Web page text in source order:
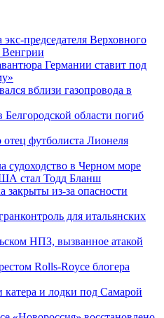
председателя Верховного
Венгрии
Германии ставит под
вблизи газопровода в
области погиб
футболиста Лионеля
судоходство в Черном море
стал Тодд Бланш
из-за опасности
для итальянских
НПЗ, вызванное атакой
Rolls-Royce блогера
и лодки под Самарой